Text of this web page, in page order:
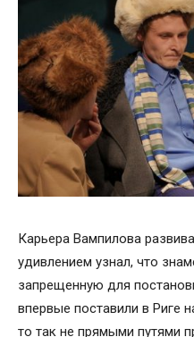
Карьера Вампилова
удивлением узнал, что
запрещенную для
впервые поставили в Риге
то так не прямыми путями